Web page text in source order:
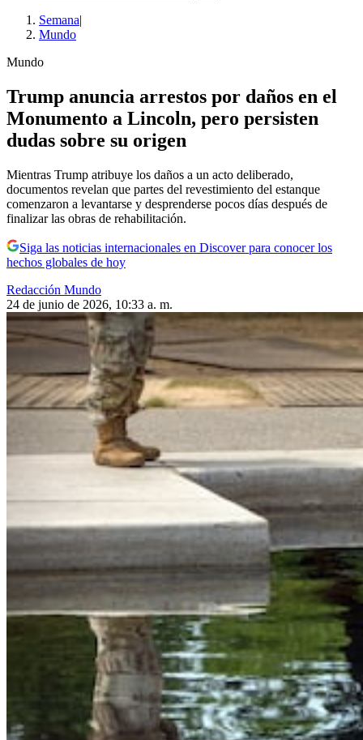
Semana|
Mundo
Mundo
Trump anuncia arrestos por daños en el
Monumento a Lincoln, pero persisten
dudas sobre su origen
Mientras Trump atribuye los daños a un acto deliberado,
documentos revelan que partes del revestimiento del estanque
comenzaron a levantarse y desprenderse pocos días después de
finalizar las obras de rehabilitación.
Siga las noticias internacionales en Discover para conocer los
hechos globales de hoy
Redacción Mundo
24 de junio de 2026, 10:33 a. m.